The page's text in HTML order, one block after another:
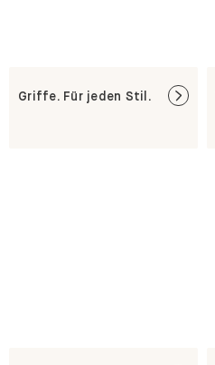
Griffe. Für jeden Stil.